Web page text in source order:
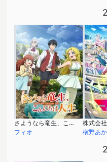
さようなら竜生、こんにちは人生
フィオ
株式会
槇野あ